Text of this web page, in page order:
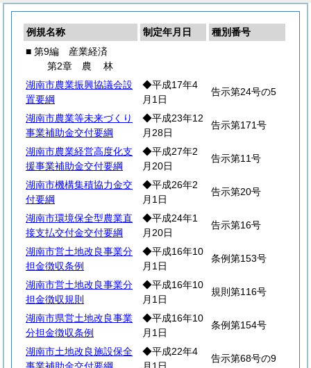
例規名称 制定年月日
種別番号
■ 第9編 産業経済
第2章 農林
湖南市農業振興協議会設
置要綱
◆平成17年4
月1日
告示第24号の5
湖南市農業等未来づくり
事業補助金交付要綱
◆平成23年12
月28日
告示第171号
湖南市農業経営高度化支
援事業補助金交付要綱
◆平成27年2
月20日
告示第11号
湖南市機構集積協力金交
付要綱
◆平成26年2
月1日
告示第20号
湖南市環境保全型農業直
接支払交付金交付要綱
◆平成24年1
月20日
告示第16号
湖南市営土地改良事業分
担金徴収条例
◆平成16年10
月1日
条例第153号
湖南市営土地改良事業分
担金徴収規則
◆平成16年10
月1日
規則第116号
湖南市県営土地改良事業
分担金徴収条例
◆平成16年10
月1日
条例第154号
湖南市土地改良施設保全
◆平成22年4
告示第68号の9